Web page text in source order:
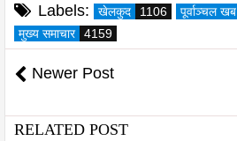
Labels: खेलकुद 1106 पूर्वाञ्चल खब
मुख्य समाचार
4159
Newer Post
RELATED POST